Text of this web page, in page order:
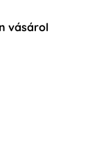
vásárol